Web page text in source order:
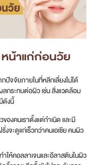
หน้าแก่ก่อนวัย
จจัยภายในที่หลีกเลี่ยงไม่ได้
กระทบต่อผิว เช่น สิ่งแวดล้อม
ดังนี้
องคนเราตั้งแต่กำเนิด และมี
จะดูแก่เร็วกว่าคนเอเชีย คนผิว
ให้คอลลาเจนและอีลาสตินในผิว